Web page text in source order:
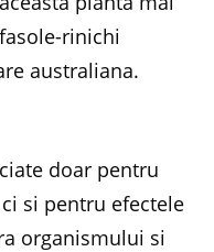
rinichi
australiana.
doar pentru
si pentru efectele
organismului si